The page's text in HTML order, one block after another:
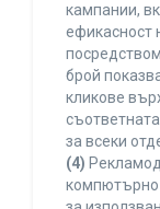
кампании,
ефикасност
брой
кликове
за всеки
(4)
компютърно